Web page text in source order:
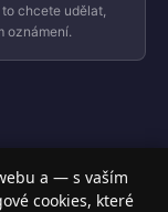
chcete udělat,
oznámení.
a
a — s vaším
cookies, které